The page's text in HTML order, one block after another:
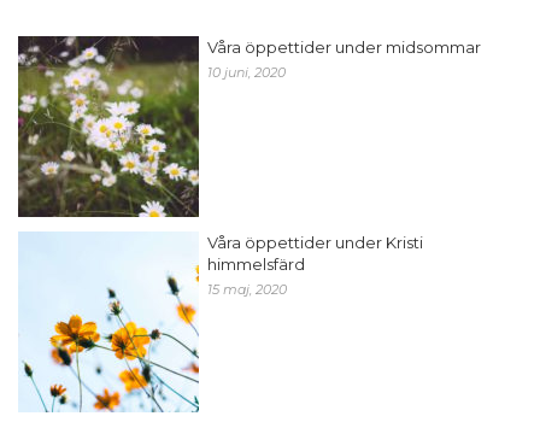
Våra öppettider under midsommar
10 juni, 2020
Våra öppettider under Kristi
himmelsfärd
15 maj, 2020